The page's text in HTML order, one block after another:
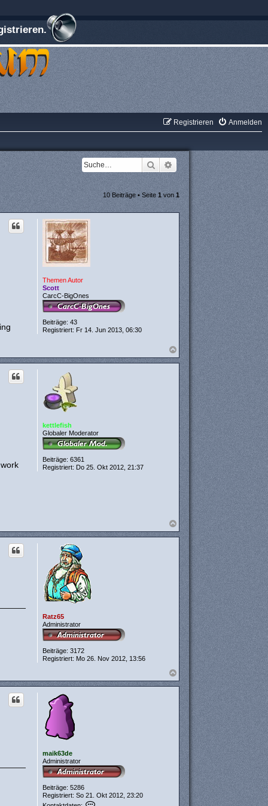
Anmelden
Registrieren
Suche
Erweiterte Suche
10 Beiträge • Seite1 von1
Themen Autor
Scott
CarcC-BigOnes
Beiträge: 43
Registriert: Fr 14. Jun 2013, 06:30
a
c
h
e
n
kettlefish
Globaler Moderator
Beiträge: 6361
Registriert: Do 25. Okt 2012, 21:37
N
a
c
h
b
e
n
Ratz65
Administrator
Beiträge: 3172
Registriert: Mo 26. Nov 2012, 13:56
N
a
c
h
o
b
e
maik63de
Administrator
Beiträge: 5286
Registriert: So 21. Okt 2012, 23:20